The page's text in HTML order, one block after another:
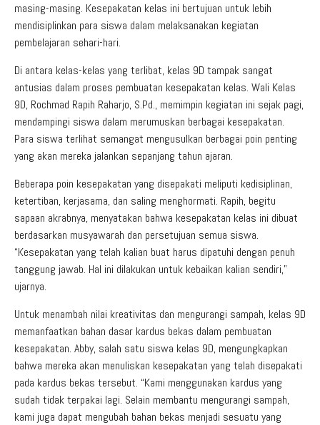
masing-masing. Kesepakatan kelas ini bertujuan untuk lebih
mendisiplinkan para siswa dalam melaksanakan kegiatan
pembelajaran sehari-hari.
Di antara kelas-kelas yang terlibat, kelas 9D tampak sangat
antusias dalam proses pembuatan kesepakatan kelas. Wali Kelas
9D, Rochmad Rapih Raharjo, S.Pd., memimpin kegiatan ini sejak pagi,
mendampingi siswa dalam merumuskan berbagai kesepakatan.
Para siswa terlihat semangat mengusulkan berbagai poin penting
yang akan mereka jalankan sepanjang tahun ajaran.
Beberapa poin kesepakatan yang disepakati meliputi kedisiplinan,
ketertiban, kerjasama, dan saling menghormati. Rapih, begitu
sapaan akrabnya, menyatakan bahwa kesepakatan kelas ini dibuat
berdasarkan musyawarah dan persetujuan semua siswa.
“Kesepakatan yang telah kalian buat harus dipatuhi dengan penuh
tanggung jawab. Hal ini dilakukan untuk kebaikan kalian sendiri,”
ujarnya.
Untuk menambah nilai kreativitas dan mengurangi sampah, kelas 9D
memanfaatkan bahan dasar kardus bekas dalam pembuatan
kesepakatan. Abby, salah satu siswa kelas 9D, mengungkapkan
bahwa mereka akan menuliskan kesepakatan yang telah disepakati
pada kardus bekas tersebut. “Kami menggunakan kardus yang
sudah tidak terpakai lagi. Selain membantu mengurangi sampah,
kami juga dapat mengubah bahan bekas menjadi sesuatu yang